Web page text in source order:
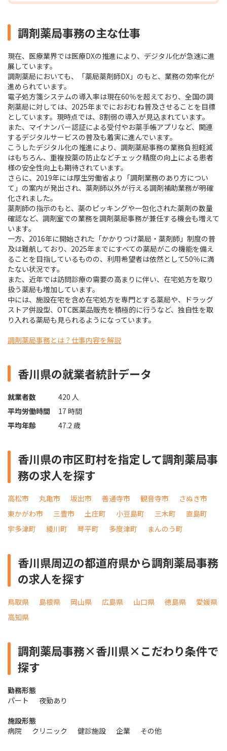
調剤薬局事務の主な仕事
現在、医療業界では医療DXの推進により、デジタル化が急速に進
展しています。
調剤薬局においても、「薬局薬剤師DX」のもと、業務の効率化が
進められています。
電子処方箋システムの導入率は現在60％を超えており、全国の調
剤薬局に対しては、2025年までにおおむね普及させることを目標
としています。現時点では、8割弱の導入が見込まれています。
また、マイナンバー認証による受付やお薬手帳アプリなど、関連
するデジタルサービスの普及も着実に進んでいます。
こうしたデジタル化の推進により、調剤薬局事務の業務負担軽減
はもちろん、重複投薬の防止などチェック精度の向上による患者
様の安全性向上も期待されています。
さらに、2019年には厚生労働省より「調剤業務のあり方につい
て」の案内が発出され、薬剤師以外が行える調剤補助業務が明確
化されました。
薬剤師の指示のもと、薬のピッキングや一包化された薬剤の数量
確認など、調剤室での業務を調剤薬局事務が兼任する機会も増えて
います。
一方、2016年に開始された「かかりつけ薬局・薬剤師」制度の普
及は難航しており、2025年までにすべての薬局がこの機能を備え
ることを目指しているものの、利用希望者は依然として50％に満
たない状況です。
また、近年では訪問診療の需要の高まりに伴い、在宅処方を取り
扱う薬局も増加しています。
中には、施設在宅を含め在宅処方を専門とする薬局や、ドラッグ
ストア併設型、OTC医薬品販売を積極的に行うなど、独自性を取
り入れる薬局も見られるようになっています。
調剤薬局事務とは？仕事内容を解説
香川県の就業者統計データ
就業者数
420 人
平均労働時間
17 時間
平均年齢
47.2 歳
香川県の市区町村を指定して調剤薬局事
務の求人を探す
高松市 丸亀市 坂出市 善通寺市 観音寺市
さぬき市
東かがわ市
三豊市 土庄町 小豆島町 三木町
直島町
宇多津町
綾川町 琴平町 多度津町 まんのう町
香川県周辺の都道府県から調剤薬局事務
の求人を探す
鳥取県 島根県 岡山県 広島県 山口県 徳島県
愛媛県
高知県
調剤薬局事務×香川県×こだわり条件で
探す
勤務形態
パート
夜勤あり
施設形態
病院
クリニック 健診施設 企業 その他